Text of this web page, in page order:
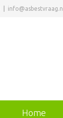
info@asbestvraag.nl
Home